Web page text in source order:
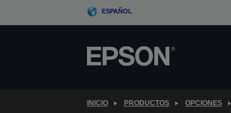
ESPAÑOL
INICIO PRODUCTOS OPCIONES